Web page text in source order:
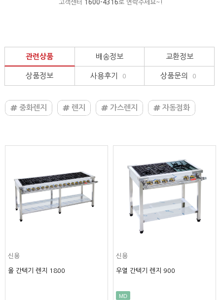
고객센터
1600-4316로 연락주세요~!
관련상품 배송정보 교환정보
상품정보 사용후기 0 상품문의 0
중화렌지 렌지 가스렌지 자동점화
텍기 렌지 1800 우열 간텍기 렌지 900